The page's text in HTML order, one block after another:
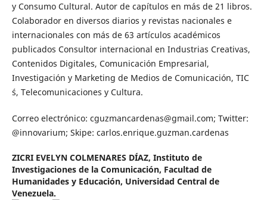
y Consumo Cultural. Autor de capítulos en más de 21 libros.
Colaborador en diversos diarios y revistas nacionales e
internacionales con más de 63 artículos académicos
publicados Consultor internacional en Industrias Creativas,
Contenidos Digitales, Comunicación Empresarial,
Investigación y Marketing de Medios de Comunicación, TIC
´s, Telecomunicaciones y Cultura.
Correo electrónico: cguzmancardenas@gmail.com; Twitter:
@innovarium; Skipe: carlos.enrique.guzman.cardenas
ZICRI EVELYN COLMENARES DÍAZ, Instituto de
Investigaciones de la Comunicación, Facultad de
Humanidades y Educación, Universidad Central de
Venezuela.